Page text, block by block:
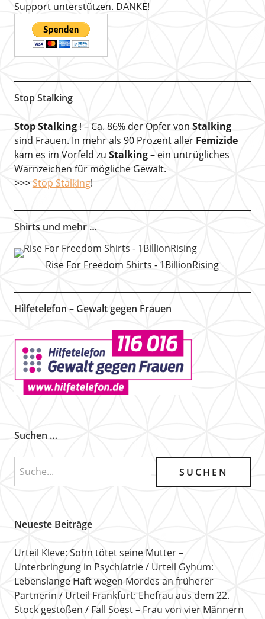
Support unterstützen. DANKE!
Stop Stalking
Stop Stalking! – Ca. 86% der Opfer von Stalking
sind Frauen. In mehr als 90 Prozent aller Femizide
kam es im Vorfeld zu Stalking– ein untrügliches
Warnzeichen für mögliche Gewalt.
>>> Stop Stalking!
Shirts und mehr …
Rise For Freedom Shirts - 1BillionRising
Hilfetelefon – Gewalt gegen Frauen
Suchen …
Neueste Beiträge
Urteil Kleve: Sohn tötet seine Mutter –
Unterbringung in Psychiatrie
Urteil Gyhum:
Lebenslange Haft wegen Mordes an früherer
Partnerin
Urteil Frankfurt: Ehefrau aus dem 22.
Stock gestoßen
Fall Soest – Frau von vier Männern